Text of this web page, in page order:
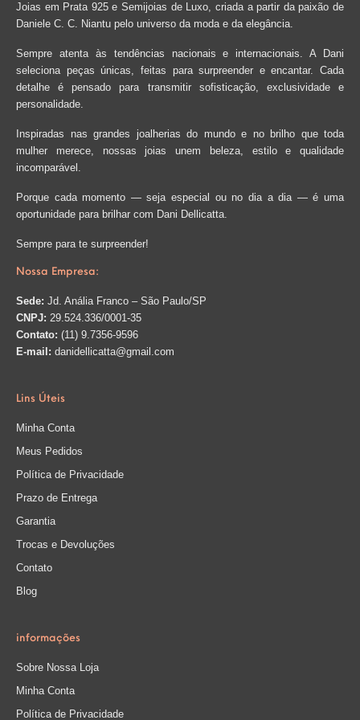
Joias em Prata 925 e Semijoias de Luxo, criada a partir da paixão de
Daniele C. C. Niantu pelo universo da moda e da elegância.
Sempre atenta às tendências nacionais e internacionais. A Dani
seleciona peças únicas, feitas para surpreender e encantar. Cada
detalhe é pensado para transmitir sofisticação, exclusividade e
personalidade.
Inspiradas nas grandes joalherias do mundo e no brilho que toda
mulher merece, nossas joias unem beleza, estilo e qualidade
incomparável.
Porque cada momento — seja especial ou no dia a dia — é uma
oportunidade para brilhar com Dani Dellicatta.
Sempre para te surpreender!
Nossa Empresa:
Sede: Jd. Anália Franco – São Paulo/SP
CNPJ: 29.524.336/0001-35
Contato: (11) 9.7356-9596
E-mail: danidellicatta@gmail.com
Lins Úteis
Minha Conta
Meus Pedidos
Política de Privacidade
Prazo de Entrega
Garantia
Trocas e Devoluções
Contato
Blog
informações
Sobre Nossa Loja
Minha Conta
Política de Privacidade